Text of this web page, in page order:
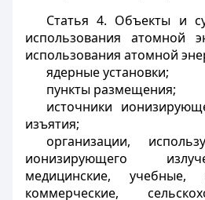
Статья 4. Объекты и
использования атомной
использования атомной
ядерные установки;
пункты размещения;
источники
изъятия;
организации,
ионизирующего
медицинские, учебные,
коммерческие,